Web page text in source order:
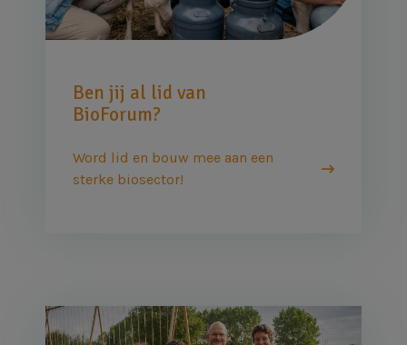
Ben jij al lid van
BioForum?
Word lid en bouw mee aan een
sterke biosector!
Afbeelding